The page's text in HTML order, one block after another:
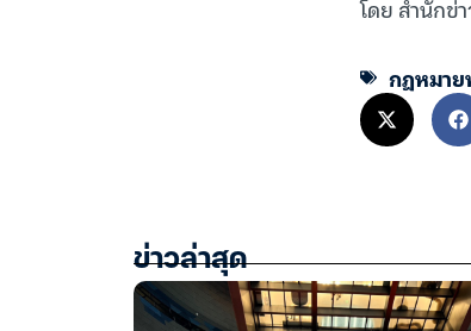
โดย สำนักข่
กฎหมาย
ข่าวล่าสุด